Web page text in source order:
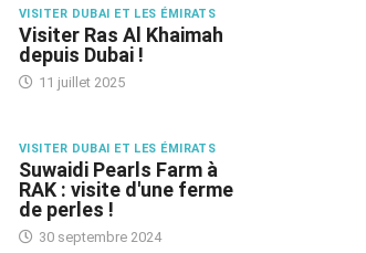
VISITER DUBAI ET LES ÉMIRATS
Visiter Ras Al Khaimah
depuis Dubai !
11 juillet 2025
VISITER DUBAI ET LES ÉMIRATS
Suwaidi Pearls Farm à
RAK : visite d'une ferme
de perles !
30 septembre 2024